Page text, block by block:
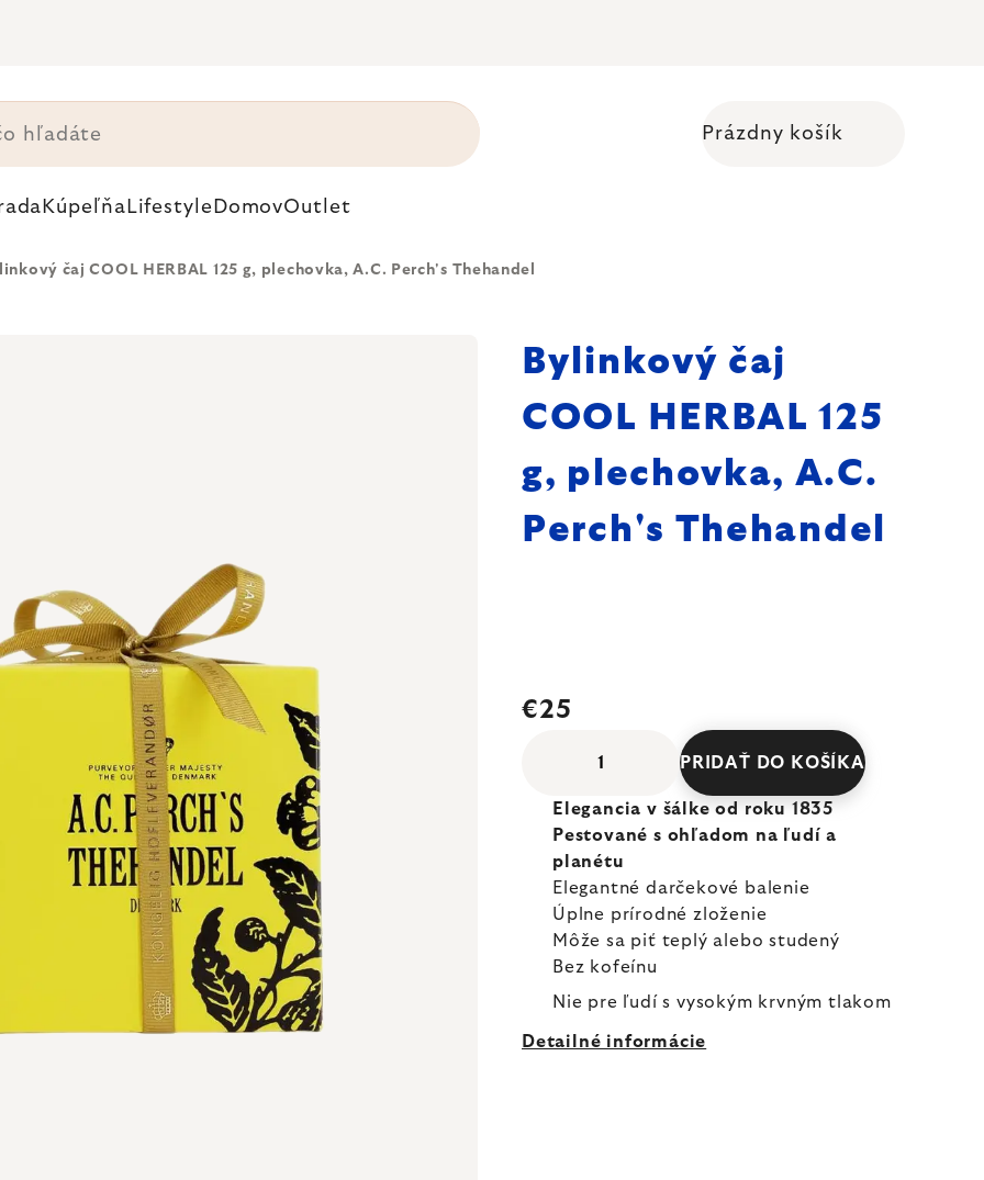
Prázdny košík
Kúpeľňa Lifestyle DomovOutlet
čaj COOL HERBAL 125 g, plechovka, A.C. Perch's Thehandel
Bylinkový čaj
COOL HERBAL 125
g, plechovka, A.C.
Perch's Thehandel
€25
PRIDAŤ DO KOŠÍKA
Elegancia v šálke od roku 1835
Pestované s ohľadom na ľudí a
planétu
Elegantné darčekové balenie
Úplne prírodné zloženie
Môže sa piť teplý alebo studený
Bez kofeínu
Nie pre ľudí s vysokým krvným tlakom
Detailné informácie